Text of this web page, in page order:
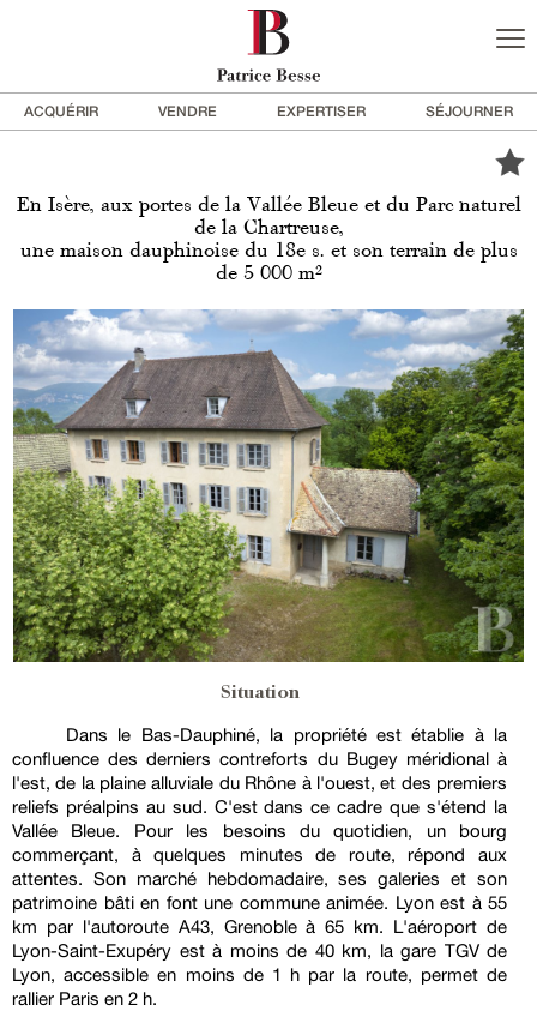
ACQUÉRIR VENDRE EXPERTISER SÉJOURNER
En Isère, aux portes de la Vallée Bleue et du Parc naturel
de la Chartreuse,
une maison dauphinoise du 18e s. et son terrain de plus
de 5 000 m²
Situation
Dans le Bas-Dauphiné, la propriété est établie à la
confluence des derniers contreforts du Bugey méridional à
l'est, de la plaine alluviale du Rhône à l'ouest, et des premiers
reliefs préalpins au sud. C'est dans ce cadre que s'étend la
Vallée Bleue. Pour les besoins du quotidien, un bourg
commerçant, à quelques minutes de route, répond aux
attentes. Son marché hebdomadaire, ses galeries et son
patrimoine bâti en font une commune animée. Lyon est à 55
km par l'autoroute A43, Grenoble à 65 km. L'aéroport de
Lyon-Saint-Exupéry est à moins de 40 km, la gare TGV de
Lyon, accessible en moins de 1 h par la route, permet de
rallier Paris en 2 h.